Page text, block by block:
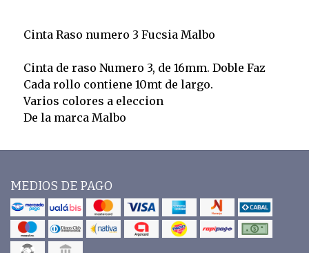
Cinta Raso numero 3 Fucsia Malbo
Cinta de raso Numero 3, de 16mm. Doble Faz
Cada rollo contiene 10mt de largo.
Varios colores a eleccion
De la marca Malbo
MEDIOS DE PAGO